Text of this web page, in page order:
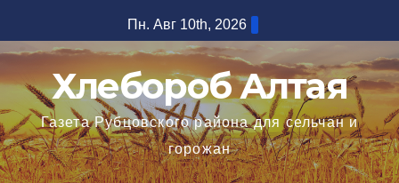
к
Пн. Авг 10th, 2026
Хлебороб Алтая
Газета Рубцовского района для сельчан и
горожан